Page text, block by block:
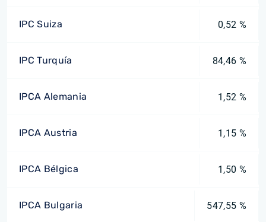
IPC Suiza 0,52 %
IPC Turquía 84,46 %
IPCA Alemania 1,52 %
IPCA Austria 1,15 %
IPCA Bélgica 1,50 %
IPCA Bulgaria 547,55 %